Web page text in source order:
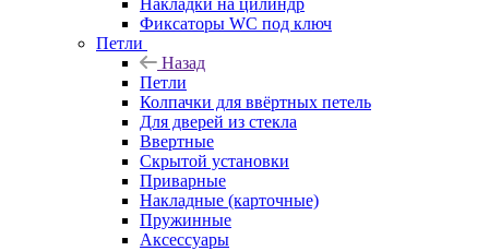
Накладки на цилиндр
Фиксаторы WC под ключ
Петли
Назад
Петли
Колпачки для ввёртных петель
Для дверей из стекла
Ввертные
Скрытой установки
Приварные
Накладные (карточные)
Пружинные
Аксессуары